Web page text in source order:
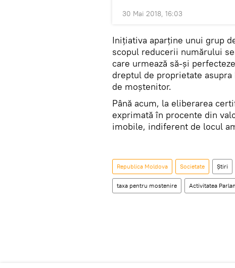
30 Mai 2018, 16:03
Inițiativa aparține unui grup
scopul reducerii numărului
care urmează să-şi
dreptul de proprietate
de moştenitor.
Până acum, la eliberarea
exprimată în procente din
imobile, indiferent de locul
Republica Moldova Societate Știri
taxa pentru mostenire Activitatea